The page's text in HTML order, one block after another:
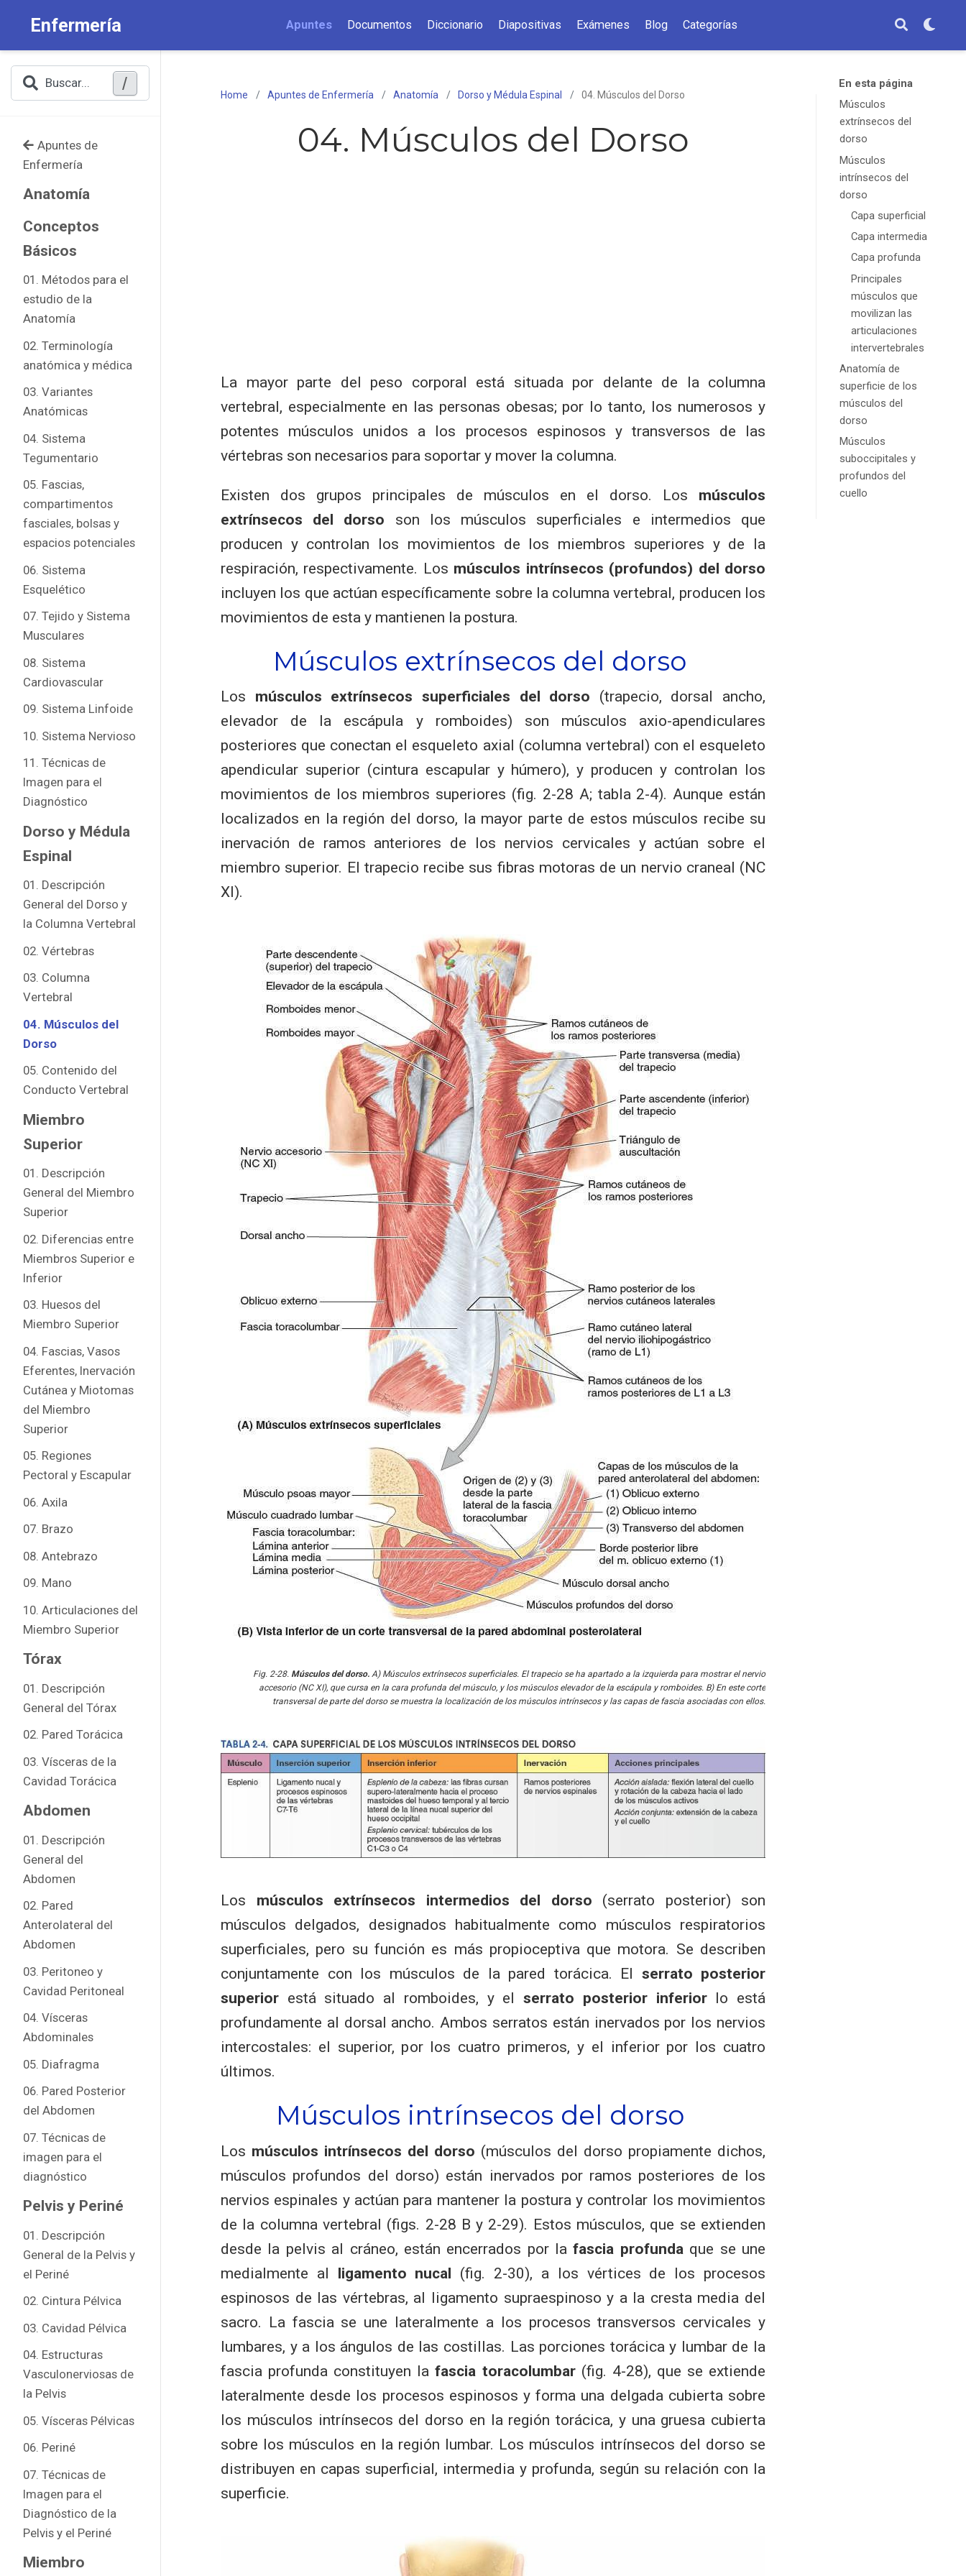
Enfermería Apuntes Documentos Diccionario Diapositivas Exámenes Blog Categorías
Buscar... /
Apuntes de
Enfermería
Anatomía
Conceptos
Básicos
01. Métodos para el
estudio de la
Anatomía
02. Terminología
anatómica y médica
03. Variantes
Anatómicas
04. Sistema
Tegumentario
05. Fascias,
compartimentos
fasciales, bolsas y
espacios potenciales
06. Sistema
Esquelético
07. Tejido y Sistema
Musculares
08. Sistema
Cardiovascular
09. Sistema Linfoide
10. Sistema Nervioso
11. Técnicas de
Imagen para el
Diagnóstico
Dorso y Médula
Espinal
01. Descripción
General del Dorso y
la Columna Vertebral
02. Vértebras
03. Columna
Vertebral
04. Músculos del
Dorso
05. Contenido del
Conducto Vertebral
Miembro
Superior
01. Descripción
General del Miembro
Superior
02. Diferencias entre
Miembros Superior e
Inferior
03. Huesos del
Miembro Superior
04. Fascias, Vasos
Eferentes, Inervación
Cutánea y Miotomas
del Miembro
Superior
05. Regiones
Pectoral y Escapular
06. Axila
07. Brazo
08. Antebrazo
09. Mano
10. Articulaciones del
Miembro Superior
Tórax
01. Descripción
General del Tórax
02. Pared Torácica
03. Vísceras de la
Cavidad Torácica
Abdomen
01. Descripción
General del
Abdomen
02. Pared
Anterolateral del
Abdomen
03. Peritoneo y
Cavidad Peritoneal
04. Vísceras
Abdominales
05. Diafragma
06. Pared Posterior
del Abdomen
07. Técnicas de
imagen para el
diagnóstico
Pelvis y Periné
01. Descripción
General de la Pelvis y
el Periné
02. Cintura Pélvica
03. Cavidad Pélvica
04. Estructuras
Vasculonerviosas de
la Pelvis
05. Vísceras Pélvicas
06. Periné
07. Técnicas de
Imagen para el
Diagnóstico de la
Pelvis y el Periné
Miembro
En esta página
Músculos
extrínsecos del
dorso
Músculos
intrínsecos del
dorso
Capa superficial
Capa intermedia
Capa profunda
Principales
músculos que
movilizan las
articulaciones
intervertebrales
Anatomía de
superficie de los
músculos del
dorso
Músculos
suboccipitales y
profundos del
cuello
Home Apuntes de Enfermería Anatomía Dorso y Médula Espinal 04. Músculos del Dorso
04. Músculos del Dorso
La mayor parte del peso corporal está situada por delante de la columna
vertebral, especialmente en las personas obesas; por lo tanto, los numerosos y
potentes músculos unidos a los procesos espinosos y transversos de las
vértebras son necesarios para soportar y mover la columna.
Existen dos grupos principales de músculos en el dorso. Los músculos
extrínsecos del dorso son los músculos superficiales e intermedios que
producen y controlan los movimientos de los miembros superiores y de la
respiración, respectivamente. Los músculos intrínsecos (profundos) del dorso
incluyen los que actúan específicamente sobre la columna vertebral, producen los
movimientos de esta y mantienen la postura.
Músculos extrínsecos del dorso
Los músculos extrínsecos superficiales del dorso (trapecio, dorsal ancho,
elevador de la escápula y romboides) son músculos axio-apendiculares
posteriores que conectan el esqueleto axial (columna vertebral) con el esqueleto
apendicular superior (cintura escapular y húmero), y producen y controlan los
movimientos de los miembros superiores (fig. 2-28 A; tabla 2-4). Aunque están
localizados en la región del dorso, la mayor parte de estos músculos recibe su
inervación de ramos anteriores de los nervios cervicales y actúan sobre el
miembro superior. El trapecio recibe sus fibras motoras de un nervio craneal (NC
XI).
Fig. 2-28. Músculos del dorso. A) Músculos extrínsecos superficiales. El trapecio se ha apartado a la izquierda para mostrar el nervio
accesorio (NC XI), que cursa en la cara profunda del músculo, y los músculos elevador de la escápula y romboides. B) En este corte
transversal de parte del dorso se muestra la localización de los músculos intrínsecos y las capas de fascia asociadas con ellos.
Los músculos extrínsecos intermedios del dorso (serrato posterior) son
músculos delgados, designados habitualmente como músculos respiratorios
superficiales, pero su función es más propioceptiva que motora. Se describen
conjuntamente con los músculos de la pared torácica. El serrato posterior
superior está situado al romboides, y elserrato posterior inferiorlo está
profundamente al dorsal ancho. Ambos serratos están inervados por los nervios
intercostales: el superior, por los cuatro primeros, y el inferior por los cuatro
últimos.
Músculos intrínsecos del dorso
Los músculos intrínsecos del dorso (músculos del dorso propiamente dichos,
músculos profundos del dorso) están inervados por ramos posteriores de los
nervios espinales y actúan para mantener la postura y controlar los movimientos
de la columna vertebral (figs. 2-28 B y 2-29). Estos músculos, que se extienden
desde la pelvis al cráneo, están encerrados por lafascia profunda que se une
medialmente al ligamento nucal (fig. 2-30), a los vértices de los procesos
espinosos de las vértebras, al ligamento supraespinoso y a la cresta media del
sacro. La fascia se une lateralmente a los procesos transversos cervicales y
lumbares, y a los ángulos de las costillas. Las porciones torácica y lumbar de la
fascia profunda constituyen lafascia toracolumbar(fig. 4-28), que se extiende
lateralmente desde los procesos espinosos y forma una delgada cubierta sobre
los músculos intrínsecos del dorso en la región torácica, y una gruesa cubierta
sobre los músculos en la región lumbar. Los músculos intrínsecos del dorso se
distribuyen en capas superficial, intermedia y profunda, según su relación con la
superficie.